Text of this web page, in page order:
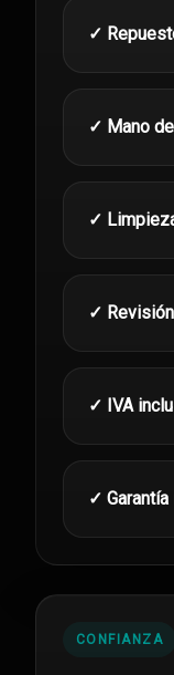
✓
✓ Mano
✓
✓
✓ IVA
✓ Garantía
CONFIANZA